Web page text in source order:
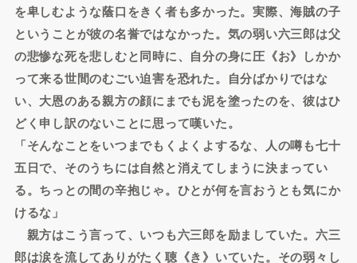
を卑しむような蔭口をきく者も多かった。実際、海賊の子
ということが彼の名誉ではなかった。気の弱い六三郎は父
の悲惨な死を悲しむと同時に、自分の身に圧《お》しかか
って来る世間のむごい迫害を恐れた。自分ばかりではな
い、大恩のある親方の顔にまでも泥を塗ったのを、彼はひ
どく申し訳のないことに思って嘆いた。
「そんなことをいつまでもくよくよするな、人の噂も七十
五日で、そのうちには自然と消えてしまうに決まってい
る。ちっとの間の辛抱じゃ。ひとが何を言おうとも気にか
けるな」
親方はこう言って、いつも六三郎を励ましていた。六三
郎は涙を流してありがたく聴《き》いていた。その弱々し